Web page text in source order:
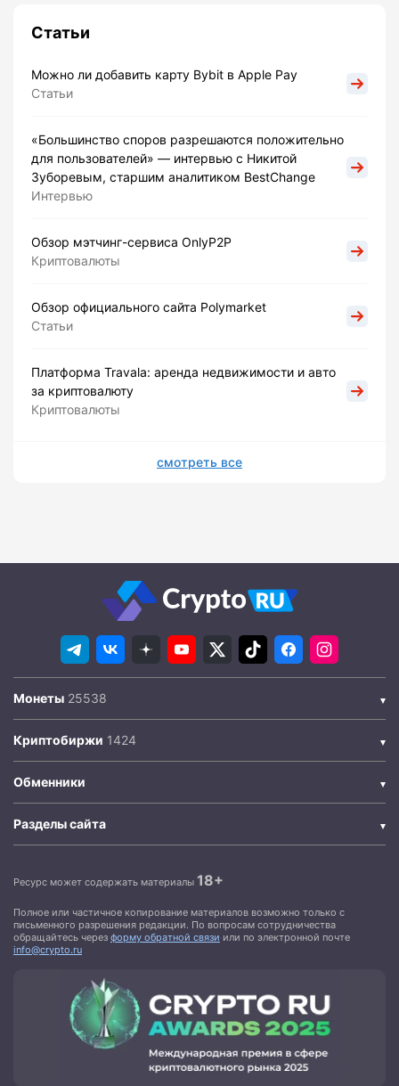
Статьи
Можно ли добавить карту Bybit в Apple Pay
Статьи
«Большинство споров разрешаются положительно
для пользователей» — интервью с Никитой
Зуборевым, старшим аналитиком BestChange
Интервью
Обзор мэтчинг-сервиса OnlyP2P
Криптовалюты
Обзор официального сайта Polymarket
Статьи
Платформа Travala: аренда недвижимости и авто
за криптовалюту
Криптовалюты
смотреть все
Монеты
Криптобиржи
Обменники
Разделы сайта
Ресурс может содержать материалы 18+
Полное или частичное копирование материалов возможно только с
письменного разрешения редакции. По вопросам сотрудничества
обращайтесь через форму обратной связи или по электронной почте
info@crypto.ru